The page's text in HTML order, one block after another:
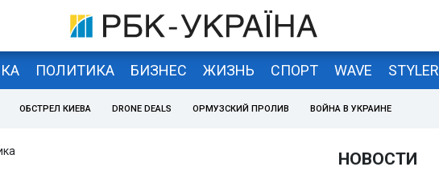
ПОЛИТИКА БИЗНЕС ЖИЗНЬ СПОРТ WAVE STYLER
ОБСТРЕЛ КИЕВА DRONE DEALS ОРМУЗСКИЙ ПРОЛИВ ВОЙНА В УКРАИНЕ
НОВОСТИ